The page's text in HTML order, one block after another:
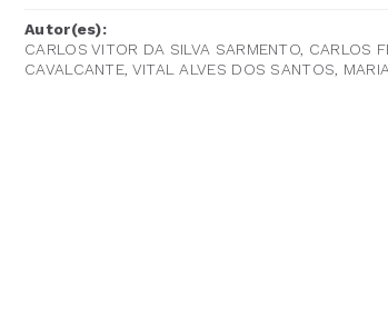
Autor(es):
CARLOS VITOR DA SILVA SARMENTO, CARLOS
CAVALCANTE, VITAL ALVES DOS SANTOS,